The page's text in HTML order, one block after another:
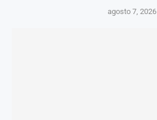
agosto 7, 2026